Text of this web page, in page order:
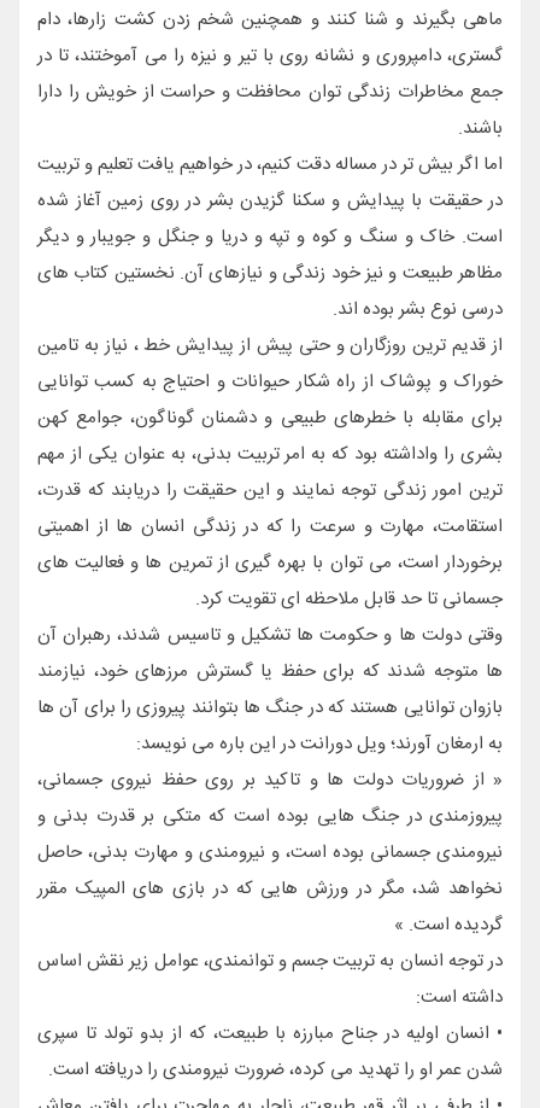
ماهی بگیرند و شنا کنند و همچنین شخم زدن کشت زارها، دام
گستری، دامپروری و نشانه روی با تیر و نیزه را می آموختند، تا در
جمع مخاطرات زندگی توان محافظت و حراست از خویش را دارا
باشند.
اما اگر بیش تر در مساله دقت کنیم، در خواهیم یافت تعلیم و تربیت
در حقیقت با پیدایش و سکنا گزیدن بشر در روی زمین آغاز شده
است. خاک و سنگ و کوه و تپه و دریا و جنگل و جویبار و دیگر
مظاهر طبیعت و نیز خود زندگی و نیازهای آن. نخستین کتاب های
درسی نوع بشر بوده اند.
از قدیم ترین روزگاران و حتی پیش از پیدایش خط ، نیاز به تامین
خوراک و پوشاک از راه شکار حیوانات و احتیاج به کسب توانایی
برای مقابله با خطرهای طبیعی و دشمنان گوناگون، جوامع کهن
بشری را واداشته بود که به امر تربیت بدنی، به عنوان یکی از مهم
ترین امور زندگی توجه نمایند و این حقیقت را دریابند که قدرت،
استقامت، مهارت و سرعت را که در زندگی انسان ها از اهمیتی
برخوردار است، می توان با بهره گیری از تمرین ها و فعالیت های
جسمانی تا حد قابل ملاحظه ای تقویت کرد.
وقتی دولت ها و حکومت ها تشکیل و تاسیس شدند، رهبران آن
ها متوجه شدند که برای حفظ یا گسترش مرزهای خود، نیازمند
بازوان توانایی هستند که در جنگ ها بتوانند پیروزی را برای آن ها
به ارمغان آورند؛ ویل دورانت در این باره می نویسد:
« از ضروریات دولت ها و تاکید بر روی حفظ نیروی جسمانی،
پیروزمندی در جنگ هایی بوده است که متکی بر قدرت بدنی و
نیرومندی جسمانی بوده است، و نیرومندی و مهارت بدنی، حاصل
نخواهد شد، مگر در ورزش هایی که در بازی های المپیک مقرر
گردیده است. »
در توجه انسان به تربیت جسم و توانمندی، عوامل زیر نقش اساس
داشته است:
• انسان اولیه در جناح مبارزه با طبیعت، که از بدو تولد تا سپری
شدن عمر او را تهدید می کرده، ضرورت نیرومندی را دریافته است.